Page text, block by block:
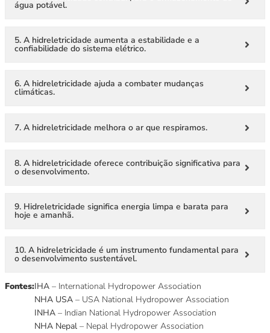
água potável.
5. A hidreletricidade aumenta a estabilidade e a
confiabilidade do sistema elétrico.
6. A hidreletricidade ajuda a combater mudanças
climáticas.
7. A hidreletricidade melhora o ar que respiramos.
8. A hidreletricidade oferece contribuição significativa para
o desenvolvimento.
9. Hidreletricidade significa energia limpa e barata para
hoje e amanhã.
10. A hidreletricidade é um instrumento fundamental para
o desenvolvimento sustentável.
Fontes:IHA – International Hydropower Association
NHA USA – USA National Hydropower Association
INHA – Indian National Hydropower Association
NHA Nepal – Nepal Hydropower Association